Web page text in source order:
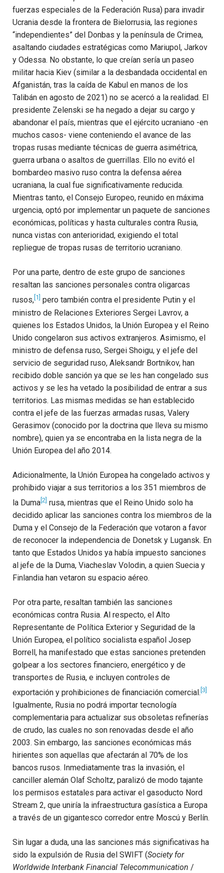
fuerzas especiales de la Federación Rusa) para invadir
Ucrania desde la frontera de Bielorrusia, las regiones
“independientes” del Donbas y la península de Crimea,
asaltando ciudades estratégicas como Mariupol, Jarkov
y Odessa. No obstante, lo que creían sería un paseo
militar hacia Kiev (similar a la desbandada occidental en
Afganistán, tras la caída de Kabul en manos de los
Talibán en agosto de 2021) no se acercó a la realidad. El
presidente Zelenski se ha negado a dejar su cargo y
abandonar el país, mientras que el ejército ucraniano -en
muchos casos- viene conteniendo el avance de las
tropas rusas mediante técnicas de guerra asimétrica,
guerra urbana o asaltos de guerrillas. Ello no evitó el
bombardeo masivo ruso contra la defensa aérea
ucraniana, la cual fue significativamente reducida.
Mientras tanto, el Consejo Europeo, reunido en máxima
urgencia, optó por implementar un paquete de sanciones
económicas, políticas y hasta culturales contra Rusia,
nunca vistas con anterioridad, exigiendo el total
repliegue de tropas rusas de territorio ucraniano.
Por una parte, dentro de este grupo de sanciones
resaltan las sanciones personales contra oligarcas
rusos, [1] pero también contra el presidente Putin y el
ministro de Relaciones Exteriores Sergei Lavrov, a
quienes los Estados Unidos, la Unión Europea y el Reino
Unido congelaron sus activos extranjeros. Asimismo, el
ministro de defensa ruso, Sergei Shoigu, y el jefe del
servicio de seguridad ruso, Aleksandr Bortnikov, han
recibido doble sanción ya que se les han congelado sus
activos y se les ha vetado la posibilidad de entrar a sus
territorios. Las mismas medidas se han establecido
contra el jefe de las fuerzas armadas rusas, Valery
Gerasimov (conocido por la doctrina que lleva su mismo
nombre), quien ya se encontraba en la lista negra de la
Unión Europea del año 2014.
Adicionalmente, la Unión Europea ha congelado activos y
prohibido viajar a sus territorios a los 351 miembros de
la Duma[2] rusa, mientras que el Reino Unido solo ha
decidido aplicar las sanciones contra los miembros de la
Duma y el Consejo de la Federación que votaron a favor
de reconocer la independencia de Donetsk y Lugansk. En
tanto que Estados Unidos ya había impuesto sanciones
al jefe de la Duma, Viacheslav Volodin, a quien Suecia y
Finlandia han vetaron su espacio aéreo.
Por otra parte, resaltan también las sanciones
económicas contra Rusia. Al respecto, el Alto
Representante de Política Exterior y Seguridad de la
Unión Europea, el político socialista español Josep
Borrell, ha manifestado que estas sanciones pretenden
golpear a los sectores financiero, energético y de
transportes de Rusia, e incluyen controles de
exportación y prohibiciones de financiación comercial. [3]
Igualmente, Rusia no podrá importar tecnología
complementaria para actualizar sus obsoletas refinerías
de crudo, las cuales no son renovadas desde el año
2003. Sin embargo, las sanciones económicas más
hirientes son aquellas que afectarán al 70% de los
bancos rusos. Inmediatamente tras la invasión, el
canciller alemán Olaf Scholtz, paralizó de modo tajante
los permisos estatales para activar el gasoducto Nord
Stream 2, que uniría la infraestructura gasística a Europa
a través de un gigantesco corredor entre Moscú y Berlín.
Sin lugar a duda, una las sanciones más significativas ha
sido la expulsión de Rusia del SWIFT (Society for
Worldwide Interbank Financial Telecommunication /